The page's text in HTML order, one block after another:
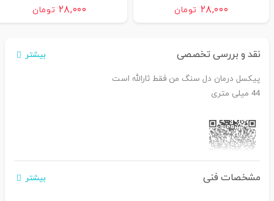
۲۸,۰۰۰ تومان
۲۸,۰۰۰ تومان
نقد و بررسی تخصصی بیشتر
پیکسل درمان دل سنگ من فقط ثارالله است
44 میلی متری
اگر برای خرید تمایل به عضویت در سایت ندارید،
مشخصات فنی بیشتر